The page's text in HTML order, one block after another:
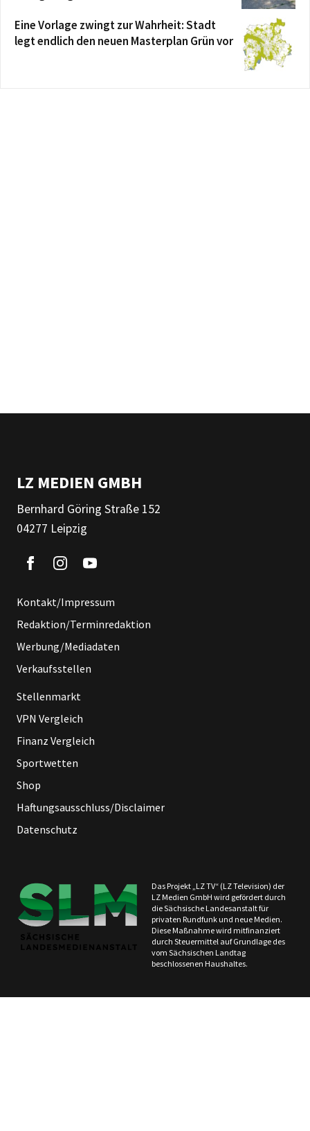
Eine Vorlage zwingt zur Wahrheit: Stadt
legt endlich den neuen Masterplan Grün vor
LZ MEDIEN GMBH
Bernhard Göring Straße 152
04277 Leipzig
Kontakt/Impressum
Redaktion/Terminredaktion
Werbung/Mediadaten
Verkaufsstellen
Stellenmarkt
VPN Vergleich
Finanz Vergleich
Sportwetten
Shop
Haftungsausschluss/Disclaimer
Datenschutz
Das Projekt „LZ TV“ (LZ Television) der
LZ Medien GmbH wird gefördert durch
die Sächsische Landesanstalt für
privaten Rundfunk und neue Medien.
Diese Maßnahme wird mitfinanziert
durch Steuermittel auf Grundlage des
vom Sächsischen Landtag
beschlossenen Haushaltes.